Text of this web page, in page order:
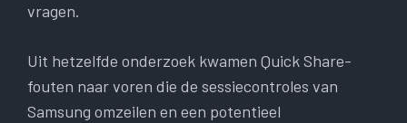
vragen.
Uit hetzelfde onderzoek kwamen Quick Share-
fouten naar voren die de sessiecontroles van
Samsung omzeilen en een potentieel